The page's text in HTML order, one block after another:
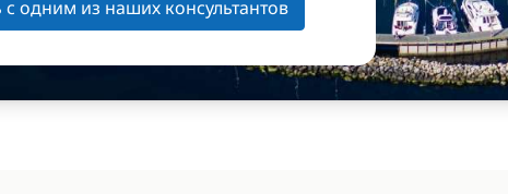
с одним из наших консультантов